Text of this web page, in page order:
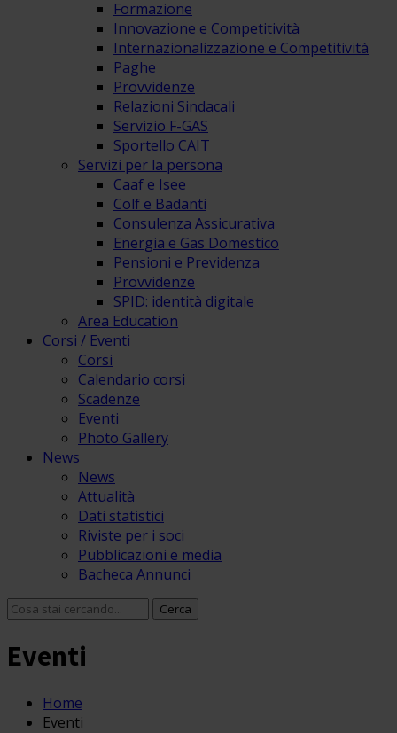
Formazione
Innovazione e Competitività
Internazionalizzazione e Competitività
Paghe
Provvidenze
Relazioni Sindacali
Servizio F-GAS
Sportello CAIT
Servizi per la persona
Caaf e Isee
Colf e Badanti
Consulenza Assicurativa
Energia e Gas Domestico
Pensioni e Previdenza
Provvidenze
SPID: identità digitale
Area Education
Corsi / Eventi
Corsi
Calendario corsi
Scadenze
Eventi
Photo Gallery
News
News
Attualità
Dati statistici
Riviste per i soci
Pubblicazioni e media
Bacheca Annunci
Eventi
Home
Eventi